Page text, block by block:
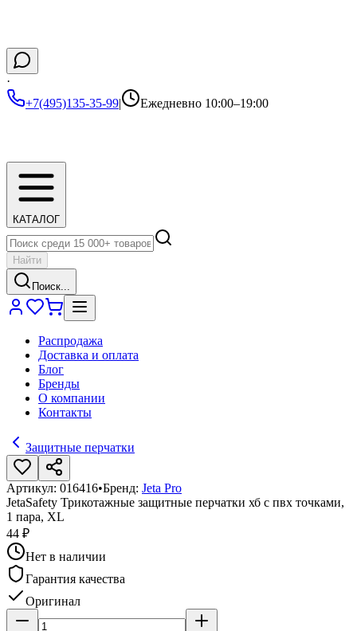
·
+7(495)135-35-99| Ежедневно 10:00–19:00
КАТАЛОГ
Найти
Поиск...
Распродажа
Доставка и оплата
Блог
Бренды
О компании
Контакты
Защитные перчатки
Артикул: 016416•Бренд: Jeta Pro
JetaSafety Трикотажные защитные перчатки хб с пвх точками,
1 пара, XL
44 ₽
Нет в наличии
Гарантия качества
Оригинал